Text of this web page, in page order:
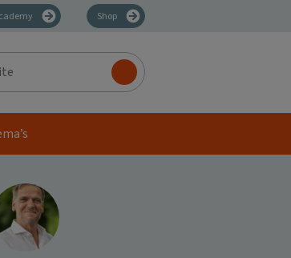
Shop